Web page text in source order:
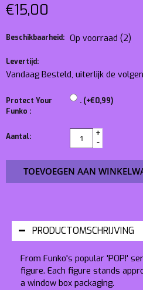
€15,00
Beschikbaarheid: Op voorraad (2)
Levertijd:
Vandaag Besteld, uiterlijk de
Protect Your
Funko :
. (+€0,99)
Aantal:
+
-
TOEVOEGEN AAN
PRODUCTOMSCHRIJVING
From Funko's popular 'POP!'
figure. Each figure stands
a window box packaging.